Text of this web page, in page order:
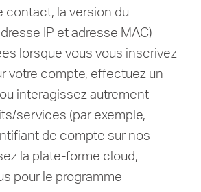
contact, la version du
IP et adresse MAC)
lorsque vous vous inscrivez
votre compte, effectuez un
interagissez autrement
services (par exemple,
de compte sur nos
la plate-forme cloud,
pour le programme